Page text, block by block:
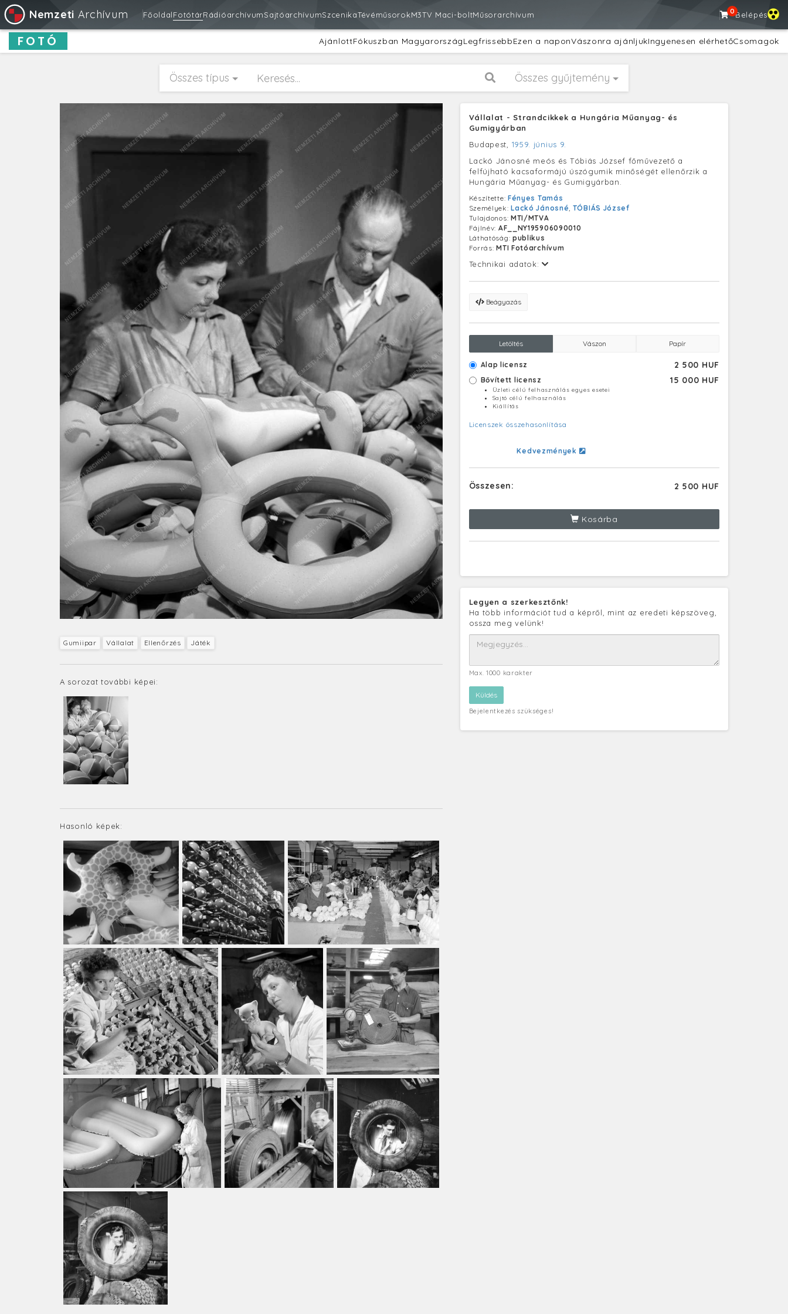
Nemzeti Archívum FőoldalFotótárRádióarchívumSajtóarchívumSzcenikaTévéműsorokM3TV Maci-boltMűsorarchívum 0Belépés
FOTÓ AjánlottFókuszban MagyarországLegfrissebbEzen a naponVászonra ajánljukIngyenesen elérhetőCsomagok
Összes típus Összes gyűjtemény
Gumiipar Vállalat Ellenőrzés Játék
A sorozat további képei:
Hasonló képek:
Vállalat - Strandcikkek a Hungária Műanyag- és
Gumigyárban
Budapest, 1959. június 9.
Lackó Jánosné meós és Tóbiás József főművezető a
felfújható kacsaformájú úszógumik minőségét ellenőrzik a
Hungária Műanyag- és Gumigyárban.
Készítette: Fényes Tamás
Személyek:Lackó Jánosné, TÓBIÁS József
Tulajdonos: MTI/MTVA
Fájlnév: AF__NY195906090010
Láthatóság: publikus
Forrás:MTI Fotóarchívum
Technikai adatok:
Beágyazás
Letöltés Vászon Papír
Alap licensz 2 500 HUF
Bővített licensz 15 000 HUF
Üzleti célú felhasználás egyes esetei
Sajtó célú felhasználás
Kiállítás
Licenszek összehasonlítása
Kedvezmények
Összesen: 2 500 HUF
Kosárba
Legyen a szerkesztőnk!
Ha több információt tud a képről, mint az eredeti képszöveg,
ossza meg velünk!
Max. 1000 karakter
Bejelentkezés szükséges!